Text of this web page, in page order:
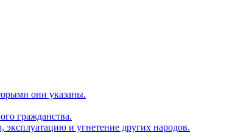
они указаны.
гражданства.
эксплуатацию и угнетение других народов.